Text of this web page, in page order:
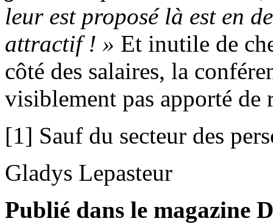
leur est proposé là est en
attractif ! » Et inutile de
côté des salaires, la
visiblement pas apporté de
[1] Sauf du secteur des
Gladys Lepasteur
Publié dans le magazine